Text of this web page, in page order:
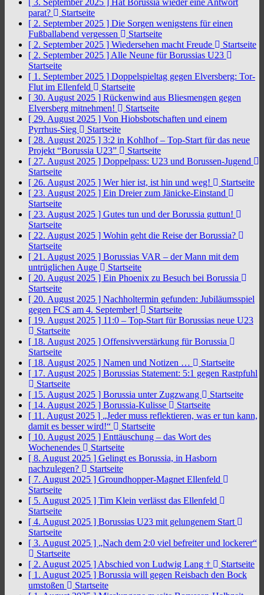
[ 3. September 2025 ] Hat Borussia wieder eine Antwort
parat?
Startseite
[ 2. September 2025 ] Die Sorgen wenigstens für einen
Fußballabend vergessen
Startseite
[ 2. September 2025 ] Wiedersehen macht Freude
Startseite
[ 2. September 2025 ] Alle Neune für Borussias U23
Startseite
[ 1. September 2025 ] Doppelspieltag gegen Elversberg: Tor-
Flut im Ellenfeld
Startseite
[ 30. August 2025 ] Rückenwind aus Bliesmengen gegen
Elversberg mitnehmen!
Startseite
[ 29. August 2025 ] Von Hiobsbotschaften und einem
Pyrrhus-Sieg
Startseite
[ 28. August 2025 ] 3:2 in Kohlhof – Top-Start für das neue
Projekt “Borussia U23”
Startseite
[ 27. August 2025 ] Doppelpass: U23 und Borussen-Jugend
Startseite
[ 26. August 2025 ] Wer hier ist, ist hin und weg!
Startseite
[ 23. August 2025 ] Ein Dreier zum Jänicke-Einstand
Startseite
[ 23. August 2025 ] Gutes tun und der Borussia guttun!
Startseite
[ 22. August 2025 ] Wohin geht die Reise der Borussia?
Startseite
[ 21. August 2025 ] Borussias VAR – der Mann mit dem
untrüglichen Auge
Startseite
[ 20. August 2025 ] Ein Phoenix zu Besuch bei Borussia
Startseite
[ 20. August 2025 ] Nachholtermin gefunden: Jubiläumsspiel
gegen FCS am 4. September!
Startseite
[ 19. August 2025 ] 11:0 – Top-Start für Borussias neue U23
Startseite
[ 18. August 2025 ] Offensivverstärkung für Borussia
Startseite
[ 18. August 2025 ] Namen und Notizen …
Startseite
[ 17. August 2025 ] Borussias Statement: 5:1 gegen Rastpfuhl
Startseite
[ 15. August 2025 ] Borussia unter Zugzwang
Startseite
[ 14. August 2025 ] Borussia-Kulisse
Startseite
[ 11. August 2025 ] „Jeder muss reflektieren, was er tun kann,
damit es besser wird!“
Startseite
[ 10. August 2025 ] Enttäuschung – das Wort des
Wochenendes
Startseite
[ 8. August 2025 ] Gelingt es Borussia, in Hasborn
nachzulegen?
Startseite
[ 7. August 2025 ] Groundhopper-Magnet Ellenfeld
Startseite
[ 5. August 2025 ] Tim Klein verlässt das Ellenfeld
Startseite
[ 4. August 2025 ] Borussias U23 mit gelungenem Start
Startseite
[ 3. August 2025 ] „Nach dem 2:0 viel befreiter und lockerer“
Startseite
[ 2. August 2025 ] Abschied von Ludwig Lang †
Startseite
[ 1. August 2025 ] Borussia will gegen Reisbach den Bock
umstoßen
Startseite